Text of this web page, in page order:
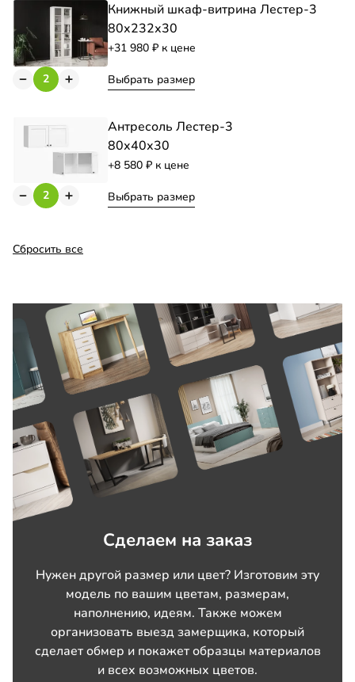
Книжный шкаф-витрина Лестер-3
80х232х30
+31 980 к цене
Выбрать размер
Антресоль Лестер-3
80х40х30
+8 580 к цене
Выбрать размер
Сбросить все
Сделаем на заказ
Нужен другой размер или цвет? Изготовим эту
модель по вашим цветам, размерам,
наполнению, идеям. Также можем
организовать выезд замерщика, который
сделает обмер и покажет образцы материалов
и всех возможных цветов.